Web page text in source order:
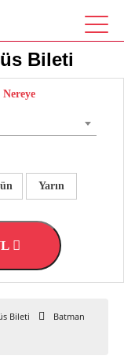
Bileti
Nereye
Yarın
Bileti
Batman